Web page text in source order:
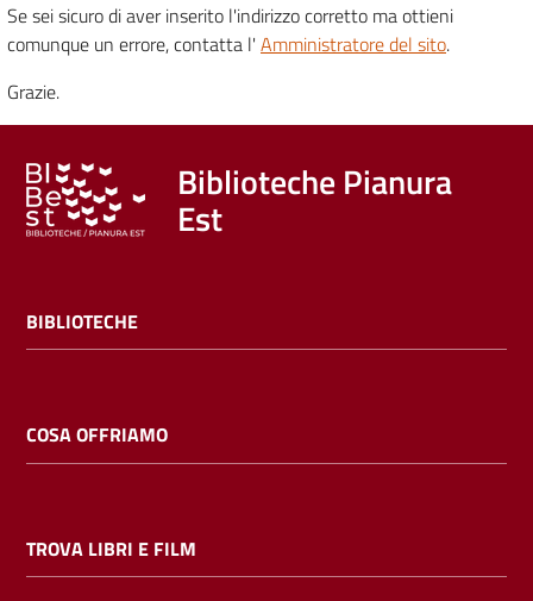
Cosa
offriamo
Trova
libri
e
film
Calendario
Se sei sicuro di aver inserito l'indirizzo corretto ma ottieni
comunque un errore, contatta l' Amministratore del sito.
Grazie.
Biblioteche Pianura
Est
BIBLIOTECHE
COSA OFFRIAMO
TROVA LIBRI E FILM